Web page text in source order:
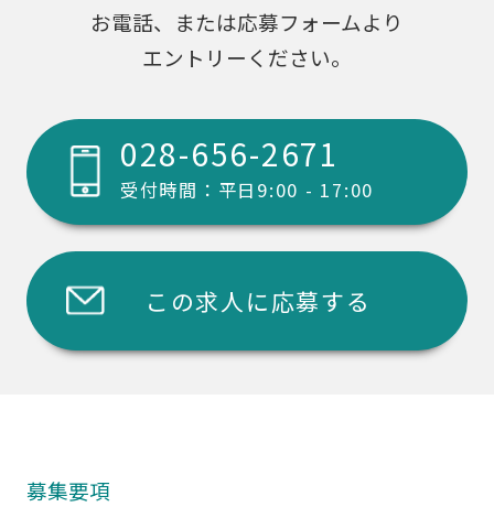
お電話、または応募フォームより
エントリーください。
028-656-2671
受付時間：平日9:00 - 17:00
この求人に応募する
募集要項